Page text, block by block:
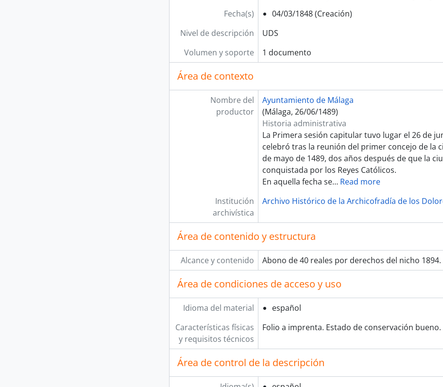
Fecha(s)
04/03/1848 (Creación)
Nivel de descripción
UDS
Volumen y soporte
1 documento
Área de contexto
Nombre del
productor
Ayuntamiento de Málaga
(Málaga, 26/06/1489)
Historia administrativa
La Primera sesión capitular tuvo lugar el 26 de
celebró tras la reunión del primer concejo de la
de mayo de 1489, dos años después de que la
conquistada por los Reyes Católicos.
En aquella fecha se… Read more
Institución
archivística
Archivo Histórico de la Archicofradía de los
Área de contenido y estructura
Alcance y contenido Abono de 40 reales por derechos del nicho 1894.
Área de condiciones de acceso y uso
Idioma del material
español
Características físicas
y requisitos técnicos
Folio a imprenta. Estado de conservación bueno.
Área de control de la descripción